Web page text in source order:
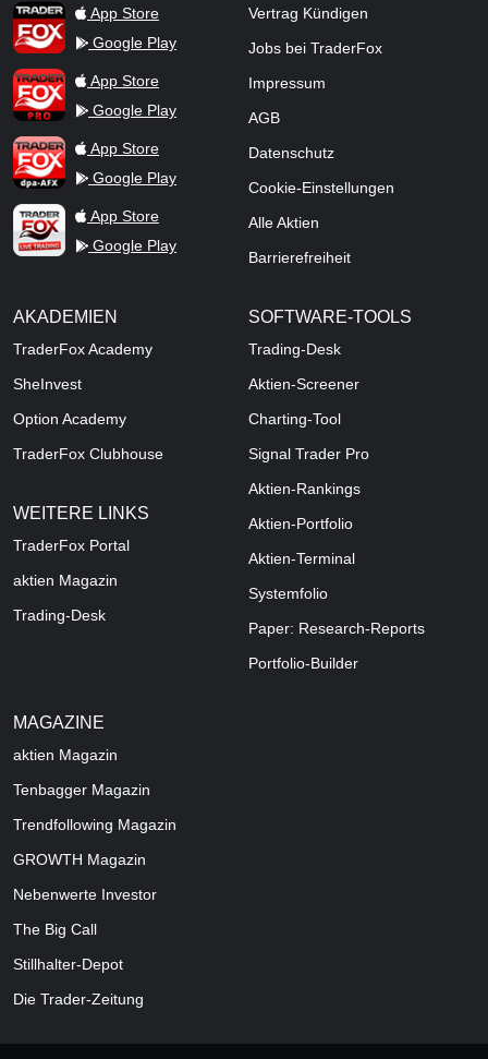
TraderFox AppApp Store
Google Play
TraderFox ProApp Store
Google Play
TraderFox dpa-AFX ProFeed
App Store
Google Play
TraderFox Live Trading
App Store
Google Play
Vertrag Kündigen
Jobs bei TraderFox
Impressum
AGB
Datenschutz
Cookie-Einstellungen
Alle Aktien
Barrierefreiheit
AKADEMIEN
TraderFox Academy
SheInvest
Option Academy
TraderFox Clubhouse
WEITERE LINKS
TraderFox Portal
aktien Magazin
Trading-Desk
SOFTWARE-TOOLS
Trading-Desk
Aktien-Screener
Charting-Tool
Signal Trader Pro
Aktien-Rankings
Aktien-Portfolio
Aktien-Terminal
Systemfolio
Paper: Research-Reports
Portfolio-Builder
MAGAZINE
aktien Magazin
Tenbagger Magazin
Trendfollowing Magazin
GROWTH Magazin
Nebenwerte Investor
The Big Call
Stillhalter-Depot
Die Trader-Zeitung